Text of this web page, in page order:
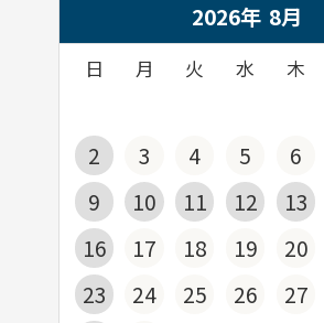
2026年 8月
日 月 火 水 木
2
3 4 5 6
9
10 11 12 13
16
17 18 19 20
23
24 25 26 27